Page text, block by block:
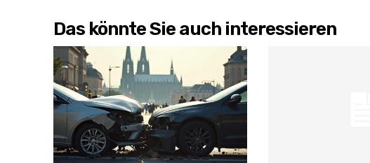
Das könnte Sie auch interessieren